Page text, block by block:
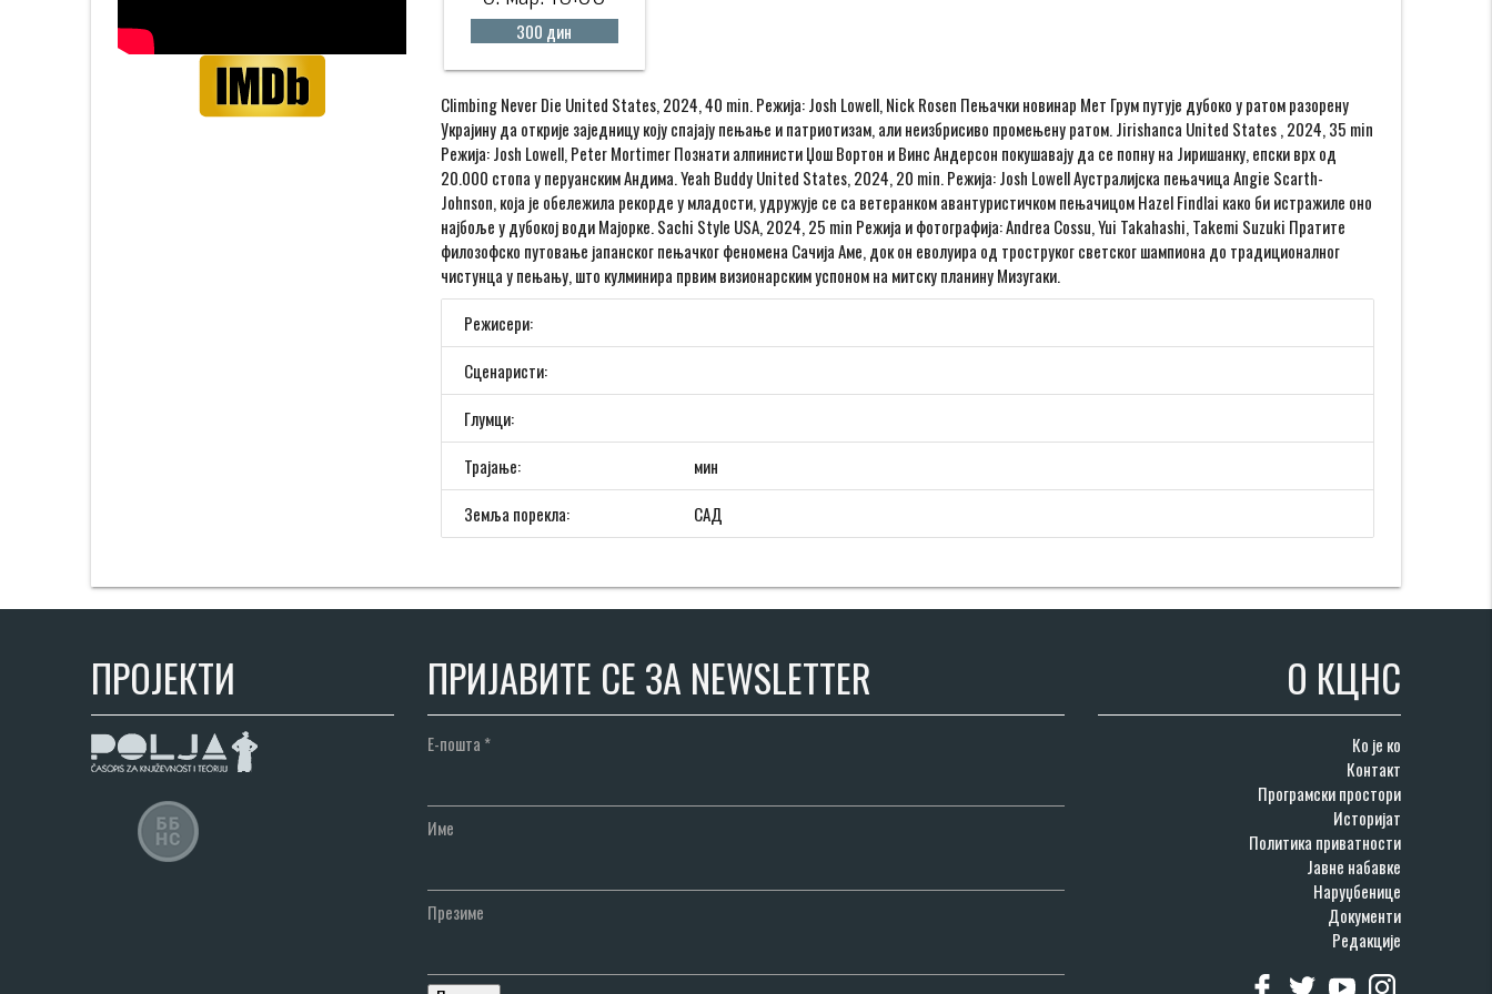
300 дин
Climbing Never Die United States, 2024, 40 min. Режија: Josh Lowell, Nick Rosen Пењачки новинар Мет Грум путује дубоко у ратом разорену
Украјину да открије заједницу коју спајају пењање и патриотизам, али неизбрисиво промењену ратом. Jirishanca United States , 2024, 35 min
Режија: Josh Lowell, Peter Mortimer Познати алпинисти Џош Вортон и Винс Андерсон покушавају да се попну на Јиришанку, епски врх од
20.000 стопа у перуанским Андима. Yeah Buddy United States, 2024, 20 min. Режија: Josh Lowell Аустралијска пењачица Angie Scarth-
Johnson, која је обележила рекорде у младости, удружује се са ветеранком авантуристичком пењачицом Hazel Findlai како би истражиле оно
најбоље у дубокој води Мајорке. Sachi Style USA, 2024, 25 min Режија и фотографија: Andrea Cossu, Yui Takahashi, Takemi Suzuki Пратите
филозофско путовање јапанског пењачког феномена Сачија Аме, док он еволуира од троструког светског шампиона до традиционалног
чистунца у пењању, што кулминира првим визионарским успоном на митску планину Мизугаки.
Режисери:
Сценаристи:
Глумци:
Трајање:
мин
Земља порекла:
САД
ПРОЈЕКТИ ПРИЈАВИТЕ СЕ ЗА NEWSLETTER
Е-пошта *
Име
Презиме
О КЦНС
Ко је ко
Контакт
Програмски простори
Историјат
Политика приватности
Јавне набавке
Наруџбенице
Документи
Редакције